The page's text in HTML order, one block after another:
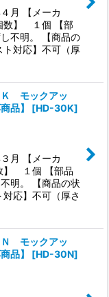
【メーカ
】 １個 【部
不明。 【商品の
対応】不可（厚
モックアッ
品】
[HD-30K]
【メーカ
１個 【部品
明。 【商品の状
応】不可（厚さ
モックアッ
品】
[HD-30N]